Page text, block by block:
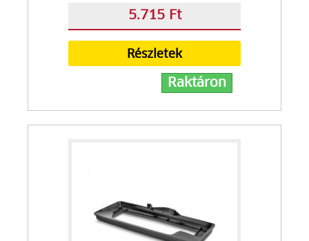
5.715 Ft
Részletek
Raktáron